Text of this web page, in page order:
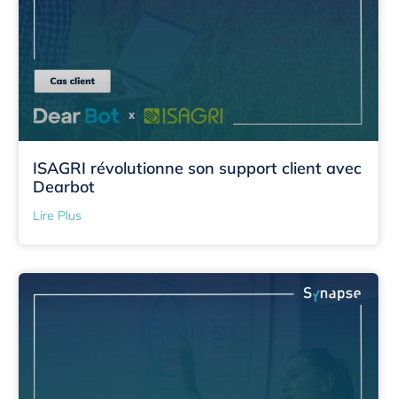
ISAGRI révolutionne son support client avec
Dearbot
Lire Plus